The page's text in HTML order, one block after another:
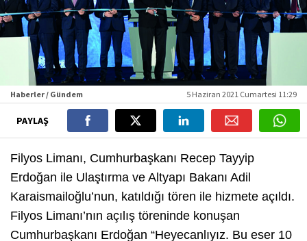
Haberler / Gündem 5 Haziran 2021 Cumartesi 11:29
PAYLAŞ
Filyos Limanı, Cumhurbaşkanı Recep Tayyip
Erdoğan ile Ulaştırma ve Altyapı Bakanı Adil
Karaismailoğlu’nun, katıldığı tören ile hizmete açıldı.
Filyos Limanı’nın açılış töreninde konuşan
Cumhurbaşkanı Erdoğan “Heyecanlıyız. Bu eser 10